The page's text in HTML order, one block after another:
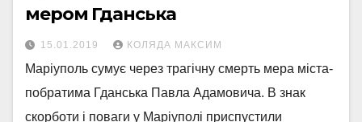
мером Гданська
15.01.2019 КОЛЯДА МАКСИМ
Маріуполь сумує через трагічну смерть мера міста-
побратима Гданська Павла Адамовича. В знак
скорботи і поваги у Маріуполі приспустили